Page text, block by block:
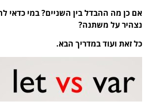
אם כן מה ההבדל בין השניים? במי כדאי
נצהיר על משתנה?
כל זאת ועוד במדריך הבא.